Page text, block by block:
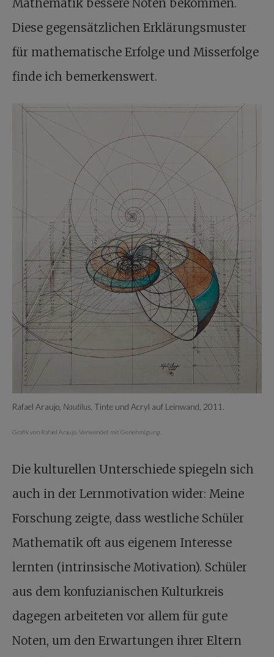
Mathematik bessere Noten bekommen.
Diese gegensätzlichen Erklärungsmuster
für mathematische Erfolge und Misserfolge
finde ich bemerkenswert.
Rafael Araujo, Nautilus, Tinte und Acryl auf Leinwand, 2011.
Grafik von Rafael Araujo. Verwendet mit Genehmigung.
Die kulturellen Unterschiede spiegeln sich
auch in der Lernmotivation wider: Meine
Forschung zeigte, dass westliche Schüler
Mathematik oft aus eigenem Interesse
lernten (intrinsische Motivation). Schüler
aus dem konfuzianischen Kulturkreis
dagegen arbeiteten vor allem für gute
Noten, um den Erwartungen ihrer Eltern